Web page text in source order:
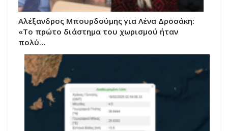
Αλέξανδρος Μπουρδούμης για Λένα Δροσάκη:
«Το πρώτο διάστημα του χωρισμού ήταν
πολύ…